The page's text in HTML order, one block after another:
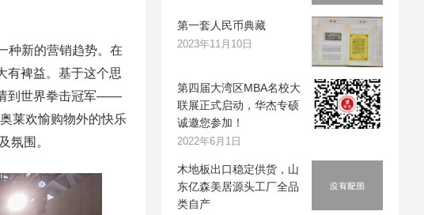
种新的营销趋势。在
有裨益。基于这个思
到世界拳击冠军——
莱欢愉购物外的快乐
氛围。
第一套人民币典藏
2023年11月10日
第四届大湾区MBA名校大
联展正式启动，华杰专硕
诚邀您参加！
2022年6月1日
木地板出口稳定供货，山
东亿森美居源头工厂全品
类自产